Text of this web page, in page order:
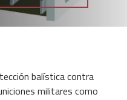
balística contra
militares como